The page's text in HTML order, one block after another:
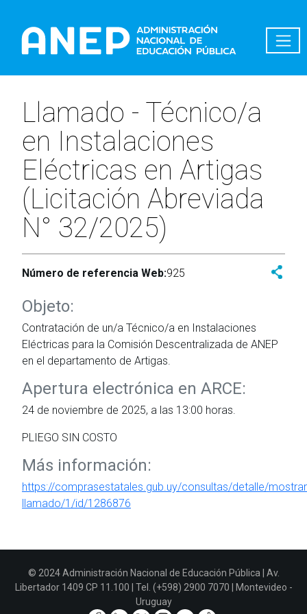
Llamado - Técnico/a
en Instalaciones
Eléctricas en Artigas
(Licitación Abreviada
N° 32/2025)
Número de referencia Web:925
Objeto:
Contratación de un/a Técnico/a en Instalaciones
Eléctricas para la Comisión Descentralizada de ANEP
en el departamento de Artigas.
Apertura electrónica en ARCE:
24 de noviembre de 2025, a las 13:00 horas.
PLIEGO SIN COSTO
Más información:
https://comprasestatales.gub.uy/consultas/detalle/
llamado/1/id/1286876
© 2024 Administración Nacional de Educación Pública | Av.
Libertador 1409 CP 11.100 | Tel. (+598) 2900 7070 | Montevideo -
Uruguay